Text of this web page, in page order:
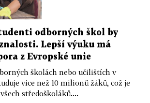
odborných škol by
Lepší výuku má
z Evropské unie
školách nebo učilištích v
více než 10 milionů žáků, což je
středoškoláků....